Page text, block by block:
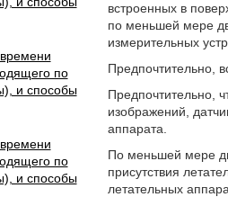
встроенных в
по меньшей мере
измерительных
Предпочтительно,
Предпочтительно,
изображений,
аппарата.
По меньшей мере
присутствия
летательных